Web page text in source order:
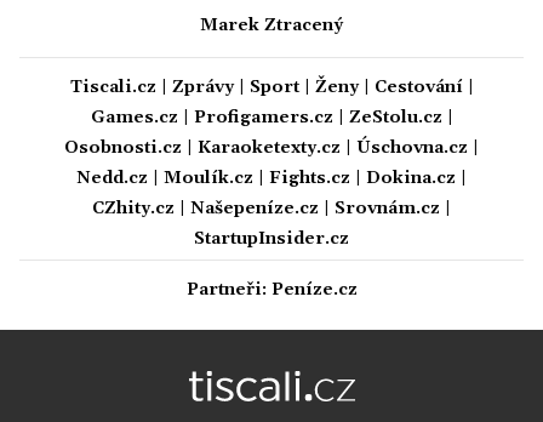
Marek Ztracený
Tiscali.cz Zprávy| Sport| Ženy| Cestování|
Games.cz
Profigamers.cz ZeStolu.cz
Osobnosti.cz
Karaoketexty.cz Úschovna.cz
Nedd.cz
Moulík.cz Fights.cz Dokina.cz
CZhity.cz
Našepeníze.cz Srovnám.cz
StartupInsider.cz
Partneři: Peníze.cz